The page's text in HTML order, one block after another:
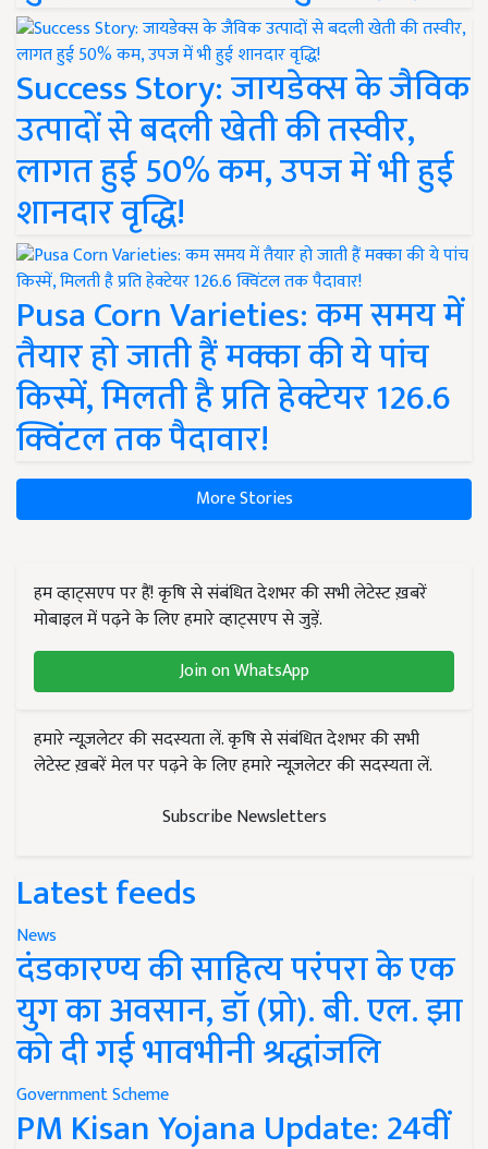
Success Story: जायडेक्स के जैविक
उत्पादों से बदली खेती की तस्वीर,
लागत हुई 50% कम, उपज में भी हुई
शानदार वृद्धि!
Pusa Corn Varieties: कम समय में
तैयार हो जाती हैं मक्का की ये पांच
किस्में, मिलती है प्रति हेक्टेयर 126.6
क्विंटल तक पैदावार!
More Stories
हम व्हाट्सएप पर हैं! कृषि से संबंधित देशभर की सभी लेटेस्ट ख़बरें
मोबाइल में पढ़ने के लिए हमारे व्हाट्सएप से जुड़ें.
Join on WhatsApp
हमारे न्यूज़लेटर की सदस्यता लें. कृषि से संबंधित देशभर की सभी
लेटेस्ट ख़बरें मेल पर पढ़ने के लिए हमारे न्यूज़लेटर की सदस्यता लें.
Subscribe Newsletters
Latest feeds
News
दंडकारण्य की साहित्य परंपरा के एक
युग का अवसान, डॉ (प्रो). बी. एल. झा
को दी गई भावभीनी श्रद्धांजलि
Government Scheme
PM Kisan Yojana Update: 24वीं